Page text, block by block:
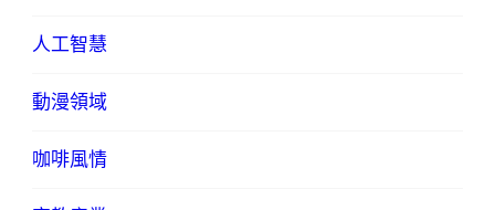
人工智慧
動漫領域
咖啡風情